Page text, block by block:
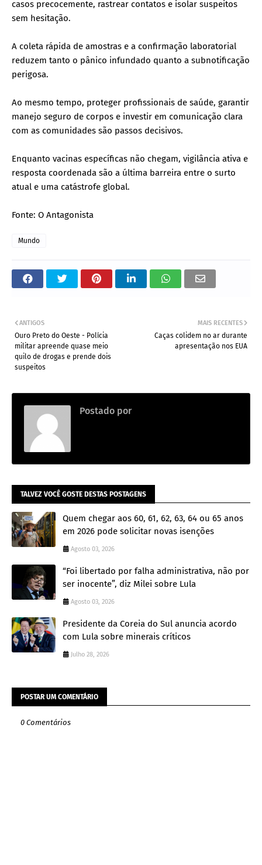
casos precocemente, rastrear contatos e isolar suspeitos
sem hesitação.
A coleta rápida de amostras e a confirmação laboratorial
reduzem tanto o pânico infundado quanto a subnotificação
perigosa.
Ao mesmo tempo, proteger profissionais de saúde, garantir
manejo seguro de corpos e investir em comunicação clara
com as comunidades são passos decisivos.
Enquanto vacinas específicas não chegam, vigilância ativa e
resposta coordenada são a última barreira entre o surto
atual e uma catástrofe global.
Fonte: O Antagonista
Mundo
MAIS RECENTES
Caças colidem no ar durante
apresentação nos EUA
ANTIGOS
Ouro Preto do Oeste - Polícia
militar apreende quase meio
quilo de drogas e prende dois
suspeitos
Postado por
TALVEZ VOCÊ GOSTE DESTAS POSTAGENS
Quem chegar aos 60, 61, 62, 63, 64 ou 65 anos
em 2026 pode solicitar novas isenções
Agosto 03, 2026
“Foi libertado por falha administrativa, não por
ser inocente”, diz Milei sobre Lula
Agosto 03, 2026
Presidente da Coreia do Sul anuncia acordo
com Lula sobre minerais críticos
Julho 28, 2026
POSTAR UM COMENTÁRIO
0 Comentários